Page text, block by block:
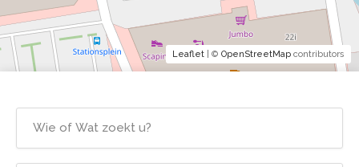
Leaflet | © OpenStreetMap contributors